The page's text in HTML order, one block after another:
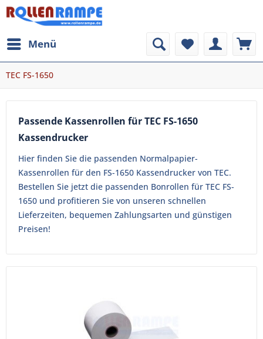
Menü
TEC FS-1650
Passende Kassenrollen für TEC FS-1650
Kassendrucker
Hier finden Sie die passenden Normalpapier-
Kassenrollen für den FS-1650 Kassendrucker von TEC.
Bestellen Sie jetzt die passenden Bonrollen für TEC FS-
1650 und profitieren Sie von unseren schnellen
Lieferzeiten, bequemen Zahlungsarten und günstigen
Preisen!